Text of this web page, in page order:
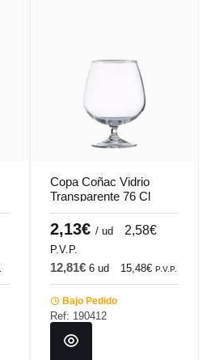
Copa Coñac Vidrio
Transparente 76 Cl
Coñac Vicrila
2,13€ / ud 2,58€
P.V.P.
12,81€ 6 ud 15,48€ P.V.P.
Bajo Pedido
Ref: 190412